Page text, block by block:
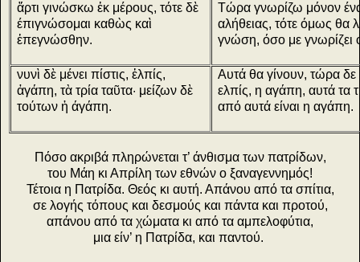
ἄρτι γινώσκω ἐκ μέρους, τότε δὲ
έπιγνώσομαι καθὼς καὶ
ἐπεγνώσθην.
Τώρα γνωρίζω μόνον
αλήθειας, τότε όμως θα
γνώση, όσο με γνωρίζει
νυνὶ δὲ μένει πίστις, ἐλπίς,
ἀγάπη, τὰ τρία ταῦτα· μείζων δὲ
τούτων ἡ άγάπη.
Αυτά θα γίνουν, τώρα δε
ελπίς, η αγάπη, αυτά τα
από αυτά είναι η αγάπη.
Πόσο ακριβά πληρώνεται τ’ άνθισμα των πατρίδων,
του Μάη κι Απρίλη των εθνών ο ξαναγεννημός!
Τέτοια η Πατρίδα. Θεός κι αυτή. Απάνου από τα σπίτια,
σε λογής τόπους και δεσμούς και πάντα και προτού,
απάνου από τα χώματα κι από τα αμπελοφύτια,
μια είν’ η Πατρίδα, και παντού.